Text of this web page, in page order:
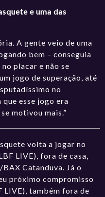
e uma das
A gente veio de uma
bem – conseguia
placar e não se
jogo de superação, até
no
que esse jogo era
motivou mais.”
volta a jogar no
LIVE), fora de casa,
Catanduva. Já o
próximo compromisso
LIVE), também fora de